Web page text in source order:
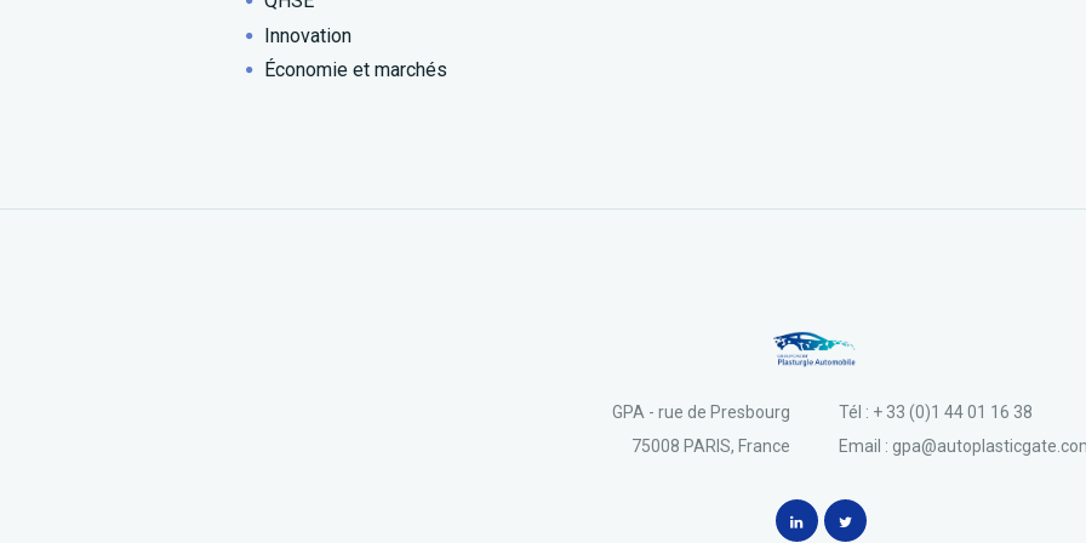
Innovation
Économie et marchés
Tél : + 33 (0)1 44 01 16 38
Email :
GPA - rue de Presbourg
75008 PARIS, France